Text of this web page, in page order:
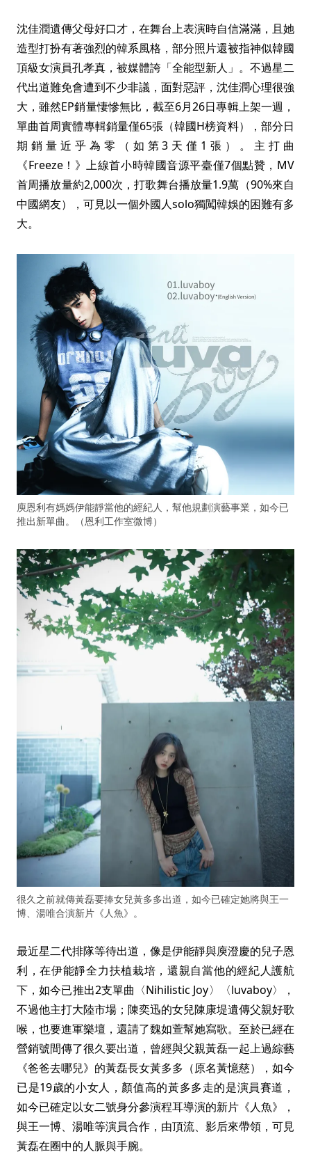
沈佳潤遺傳父母好口才，在舞台上表演時自信滿滿，且她
造型打扮有著強烈的韓系風格，部分照片還被指神似韓國
頂級女演員孔孝真，被媒體誇「全能型新人」。不過星二
代出道難免會遭到不少非議，面對惡評，沈佳潤心理很強
大，雖然EP銷量悽慘無比，截至6月26日專輯上架一週，
單曲首周實體專輯銷量僅65張（韓國H榜資料），部分日
期銷量近乎為零（如第3天僅1張）。主打曲
《Freeze！》上線首小時韓國音源平臺僅7個點贊，MV
首周播放量約2,000次，打歌舞台播放量1.9萬（90%來自
中國網友），可見以一個外國人solo獨闖韓娛的困難有多
大。
庾恩利有媽媽伊能靜當他的經紀人，幫他規劃演藝事業，如今已
推出新單曲。（恩利工作室微博）
很久之前就傳黃磊要捧女兒黃多多出道，如今已確定她將與王一
博、湯唯合演新片《人魚》。
最近星二代排隊等待出道，像是伊能靜與庾澄慶的兒子恩
利，在伊能靜全力扶植栽培，還親自當他的經紀人護航
下，如今已推出2支單曲〈Nihilistic Joy〉〈luvaboy〉，
不過他主打大陸市場；陳奕迅的女兒陳康堤遺傳父親好歌
喉，也要進軍樂壇，還請了魏如萱幫她寫歌。至於已經在
營銷號間傳了很久要出道，曾經與父親黃磊一起上過綜藝
《爸爸去哪兒》的黃磊長女黃多多（原名黃憶慈），如今
已是19歲的小女人，顏值高的黃多多走的是演員賽道，
如今已確定以女二號身分參演程耳導演的新片《人魚》，
與王一博、湯唯等演員合作，由頂流、影后來帶領，可見
黃磊在圈中的人脈與手腕。